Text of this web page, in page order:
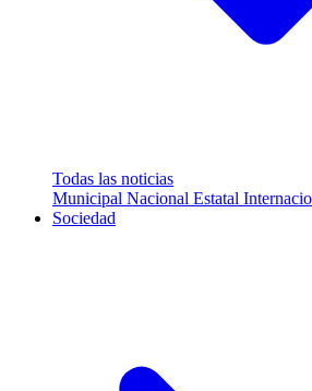
Todas las noticias
Municipal Nacional Estatal
Sociedad